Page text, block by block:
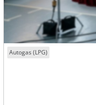
Autogas (LPG)